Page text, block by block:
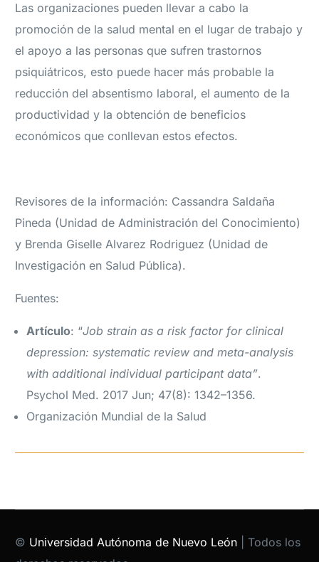
Las organizaciones pueden llevar a cabo la
promoción de la salud mental en el lugar de trabajo y
el apoyo a las personas que sufren trastornos
psiquiátricos, esto puede hacer más probable la
reducción del absentismo laboral, el aumento de la
productividad y la obtención de beneficios
económicos que conllevan estos efectos.
Revisores de la información: Cassandra Saldaña
Pineda (Unidad de Administración del Conocimiento)
y Brenda Giselle Alvarez Rodriguez (Unidad de
Investigación en Salud Pública).
Fuentes:
Artículo: “Job strain as a risk factor for clinical
depression: systematic review and meta-analysis
with additional individual participant data”.
Psychol Med. 2017 Jun; 47(8): 1342–1356.
Organización Mundial de la Salud
© Universidad Autónoma de Nuevo León | Todos los